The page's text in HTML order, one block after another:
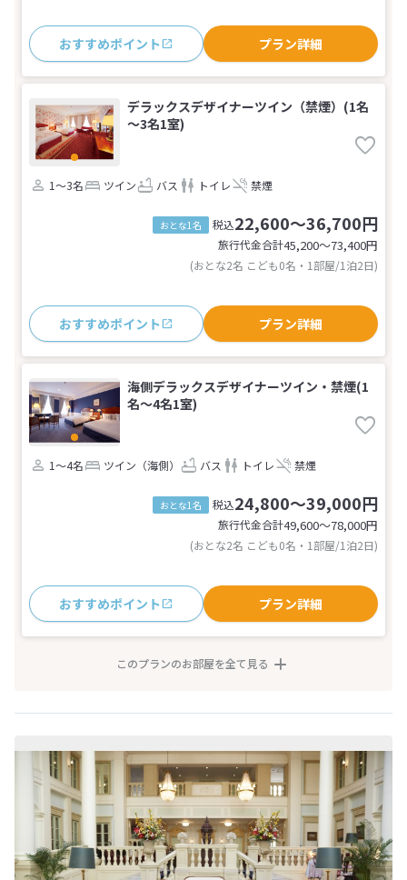
おすすめポイント プラン詳細
デラックスデザイナーツイン（禁煙）(1名
～3名1室)
1～3名 ツイン バス トイレ 禁煙
おとな1名 税込22,600～36,700円
旅行代金合計45,200〜73,400円
(おとな2名 こども0名・1部屋/1泊2日)
おすすめポイント プラン詳細
海側デラックスデザイナーツイン・禁煙(1
名～4名1室)
1～4名 ツイン（海側） バス トイレ 禁煙
おとな1名 税込24,800～39,000円
旅行代金合計49,600〜78,000円
(おとな2名 こども0名・1部屋/1泊2日)
おすすめポイント プラン詳細
このプランのお部屋を全て見る